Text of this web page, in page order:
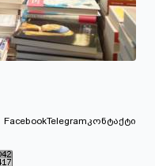
FacebookTelegramკონტაქტი